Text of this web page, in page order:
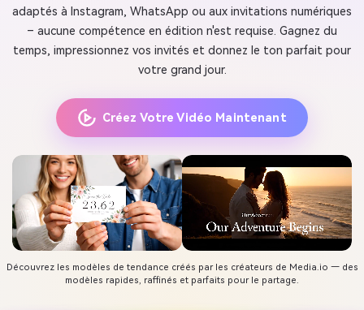
adaptés à Instagram, WhatsApp ou aux invitations numériques
– aucune compétence en édition n'est requise. Gagnez du
temps, impressionnez vos invités et donnez le ton parfait pour
votre grand jour.
Créez Votre Vidéo Maintenant
Découvrez les modèles de tendance créés par les créateurs de Media.io — des
modèles rapides, raffinés et parfaits pour le partage.